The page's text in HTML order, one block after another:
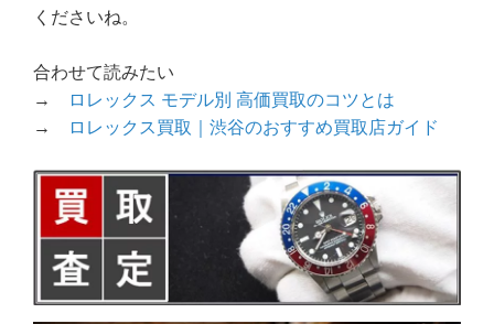
くださいね。
合わせて読みたい
→
ロレックス モデル別 高価買取のコツとは
→
ロレックス買取｜渋谷のおすすめ買取店ガイド